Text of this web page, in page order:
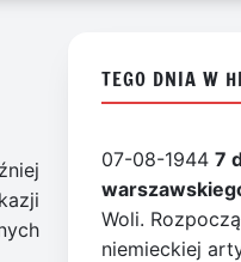
TEGO DNIA W
07-08-19447
Woli.
niemieckiej